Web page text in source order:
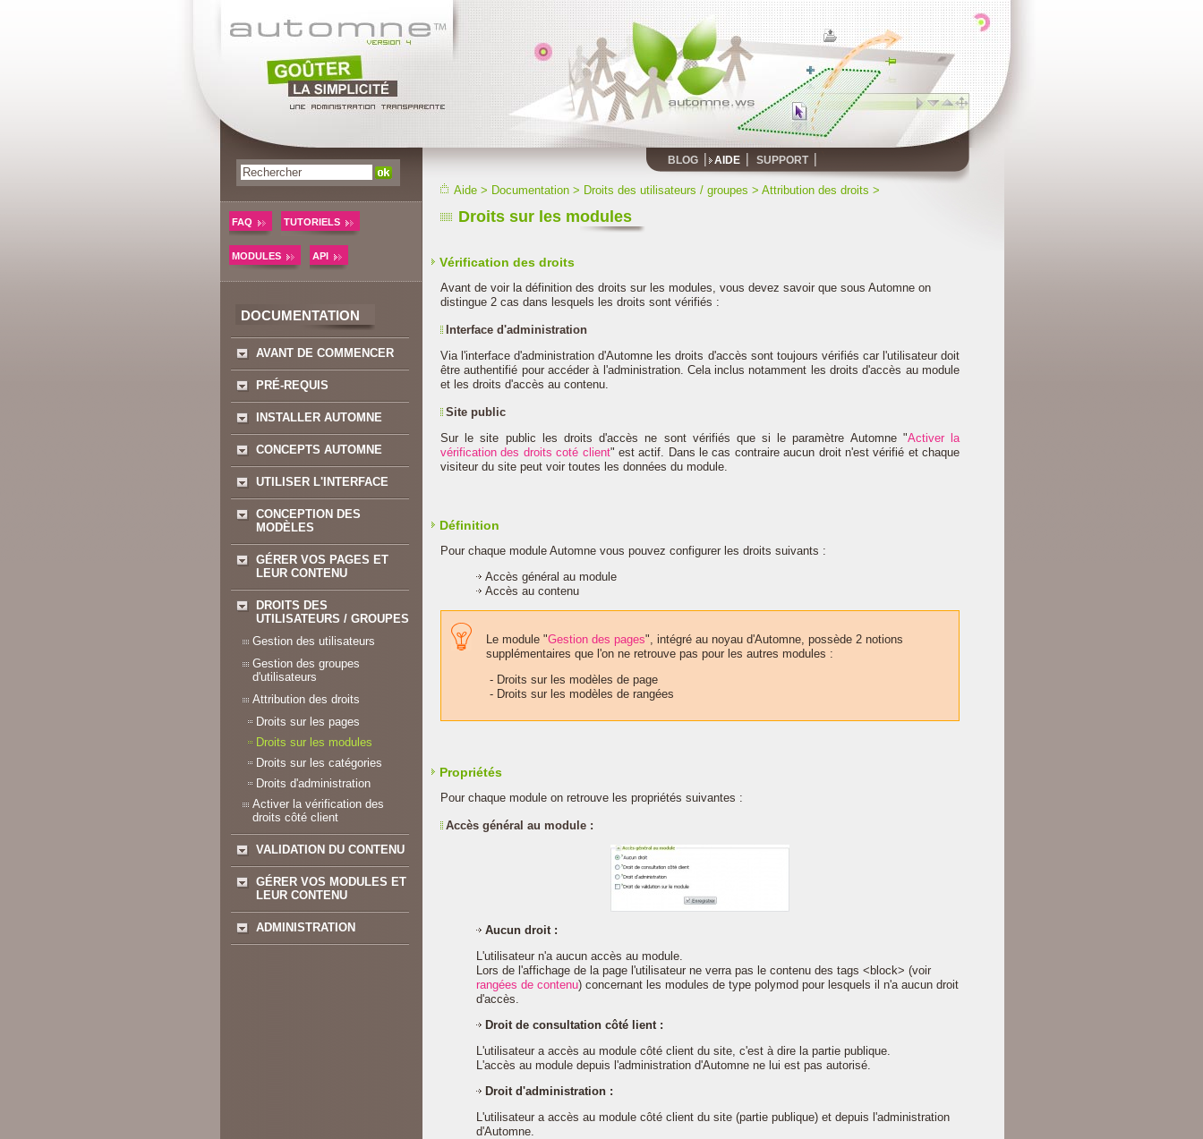
FAQ TUTORIELS
MODULES API
DOCUMENTATION
AVANT DE COMMENCER
PRÉ-REQUIS
INSTALLER AUTOMNE
CONCEPTS AUTOMNE
UTILISER L'INTERFACE
CONCEPTION DES
MODÈLES
GÉRER VOS PAGES ET
LEUR CONTENU
DROITS DES
UTILISATEURS / GROUPES
Gestion des utilisateurs
Gestion des groupes
d'utilisateurs
Attribution des droits
Droits sur les pages
Droits sur les modules
Droits sur les catégories
Droits d'administration
Activer la vérification des
droits côté client
VALIDATION DU CONTENU
GÉRER VOS MODULES ET
LEUR CONTENU
ADMINISTRATION
BLOG AIDE SUPPORT
Aide > Documentation > Droits des utilisateurs / groupes > Attribution des droits >
Droits sur les modules
Vérification des droits
Avant de voir la définition des droits sur les modules, vous devez savoir que sous Automne on
distingue 2 cas dans lesquels les droits sont vérifiés :
Interface d'administration
Via l'interface d'administration d'Automne les droits d'accès sont toujours vérifiés car l'utilisateur doit
être authentifié pour accéder à l'administration. Cela inclus notamment les droits d'accès au module
et les droits d'accès au contenu.
Site public
Sur le site public les droits d'accès ne sont vérifiés que si le paramètre Automne "Activer la
vérification des droits coté client" est actif. Dans le cas contraire aucun droit n'est vérifié et chaque
visiteur du site peut voir toutes les données du module.
Définition
Pour chaque module Automne vous pouvez configurer les droits suivants :
Accès général au module
Accès au contenu
Le module "Gestion des pages", intégré au noyau d'Automne, possède 2 notions
supplémentaires que l'on ne retrouve pas pour les autres modules :
- Droits sur les modèles de page
- Droits sur les modèles de rangées
Propriétés
Pour chaque module on retrouve les propriétés suivantes :
Accès général au module :
Aucun droit :
L'utilisateur n'a aucun accès au module.
Lors de l'affichage de la page l'utilisateur ne verra pas le contenu des tags <block> (voir
rangées de contenu) concernant les modules de type polymod pour lesquels il n'a aucun droit
d'accès.
Droit de consultation côté lient :
L'utilisateur a accès au module côté client du site, c'est à dire la partie publique.
L'accès au module depuis l'administration d'Automne ne lui est pas autorisé.
Droit d'administration :
L'utilisateur a accès au module côté client du site (partie publique) et depuis l'administration
d'Automne.